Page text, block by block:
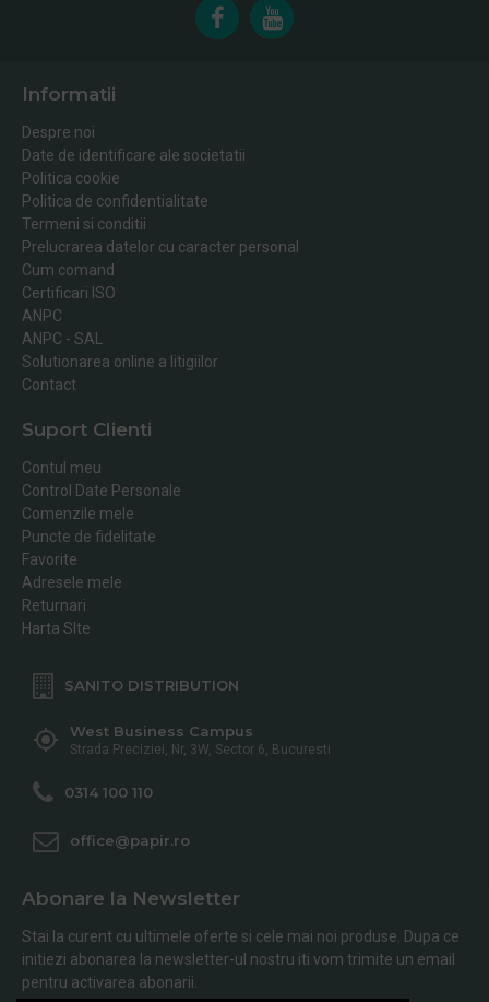
Informatii
Despre noi
Date de identificare ale societatii
Politica cookie
Politica de confidentialitate
Termeni si conditii
Prelucrarea datelor cu caracter personal
Cum comand
Certificari ISO
ANPC
ANPC - SAL
Solutionarea online a litigiilor
Contact
Suport Clienti
Contul meu
Control Date Personale
Comenzile mele
Puncte de fidelitate
Favorite
Adresele mele
Returnari
Harta SIte
SANITO DISTRIBUTION
West Business Campus
Strada Preciziei, Nr, 3W, Sector 6, Bucuresti
0314 100 110
office@papir.ro
Abonare la Newsletter
Stai la curent cu ultimele oferte si cele mai noi produse. Dupa ce
initiezi abonarea la newsletter-ul nostru iti vom trimite un email
pentru activarea abonarii.